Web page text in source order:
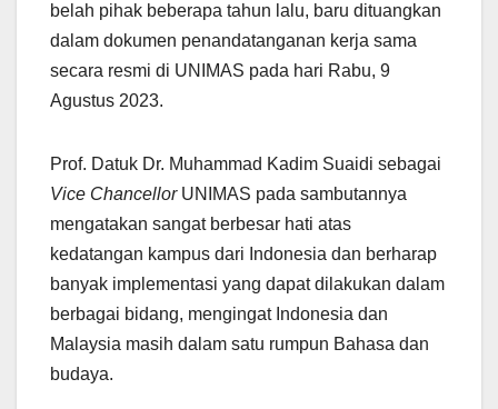
belah pihak beberapa tahun lalu, baru dituangkan
dalam dokumen penandatanganan kerja sama
secara resmi di UNIMAS pada hari Rabu, 9
Agustus 2023.
Prof. Datuk Dr. Muhammad Kadim Suaidi sebagai
Vice Chancellor UNIMAS pada sambutannya
mengatakan sangat berbesar hati atas
kedatangan kampus dari Indonesia dan berharap
banyak implementasi yang dapat dilakukan dalam
berbagai bidang, mengingat Indonesia dan
Malaysia masih dalam satu rumpun Bahasa dan
budaya.